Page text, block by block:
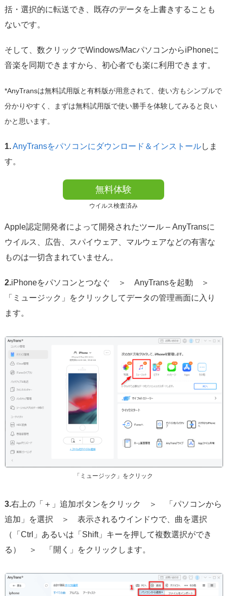
括・選択的に転送でき、既存のデータを上書きすることも
ないです。
そして、数クリックでWindows/MacパソコンからiPhoneに
音楽を同期できますから、初心者でも楽に利用できます。
*AnyTransは無料試用版と有料版が用意されて、使い方もシンプルで
分かりやすく、まずは無料試用版で使い勝手を体験してみると良い
かと思います。
1.AnyTransをパソコンにダウンロード＆インストールしま
す。
無料体験
ウイルス検査済み
Apple認定開発者によって開発されたツール – AnyTransに
ウイルス、広告、スパイウェア、マルウェアなどの有害な
ものは一切含まれていません。
2.iPhoneをパソコンとつなぐ ＞ AnyTransを起動 ＞
「ミュージック」をクリックしてデータの管理画面に入り
ます。
「ミュージック」をクリック
3.右上の「＋」追加ボタンをクリック ＞ 「パソコンから
追加」を選択 ＞ 表示されるウインドウで、曲を選択
（「Ctrl」あるいは「Shift」キーを押して複数選択ができ
る） ＞ 「開く」をクリックします。